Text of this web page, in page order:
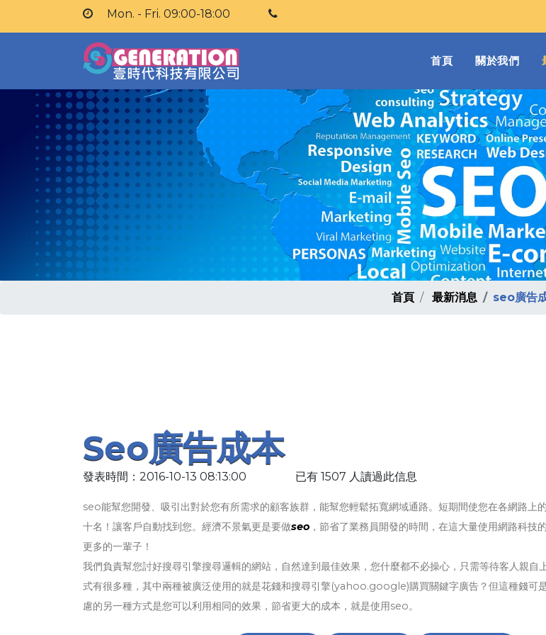
Mon. - Fri. 09:00-18:00
首頁(current)
關於我們
首頁 最新消息 seo廣告
Seo廣告成本
發表時間：2016-10-13 08:13:00 已有 1507 人讀過此信息
seo能幫您開發、吸引出對於您有所需求的顧客族群，能幫您輕鬆拓寬網域通路。短期間使您在各網路上
十名！讓客戶自動找到您。經濟不景氣更是要做seo ，節省了業務員開發的時間，在這大量使用網路科技
更多的一輩子！
我們負責幫您討好搜尋引擎搜尋邏輯的網站，自然達到最佳效果，您什麼都不必操心，只需等待客人親自
式有很多種，其中兩種被廣泛使用的就是花錢和搜尋引擎(yahoo.google)購買關鍵字廣告？但這種錢可
慮的另一種方式是您可以利用相同的效果，節省更大的成本，就是使用seo。